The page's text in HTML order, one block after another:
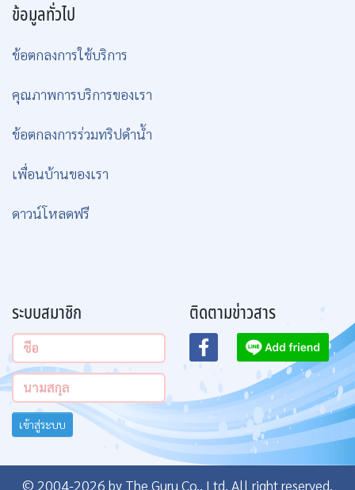
ข้อมูลทั่วไป
ข้อตกลงการใช้บริการ
คุณภาพการบริการของเรา
ข้อตกลงการร่วมทริปดำน้ำ
เพื่อนบ้านของเรา
ดาวน์โหลดฟรี
ระบบสมาชิก
เข้าสู่ระบบ
ติดตามข่าวสาร
© 2004-2026 by The Guru Co., Ltd. All right reserved.